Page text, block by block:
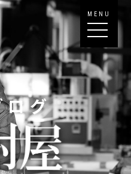
MENU
ログ